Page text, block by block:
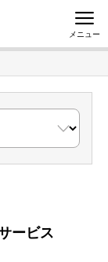
メニュー
ービス